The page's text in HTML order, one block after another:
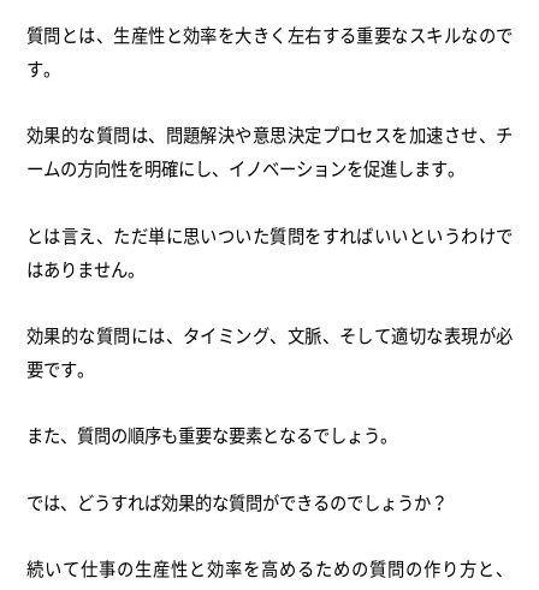
質問とは、生産性と効率を大きく左右する重要なスキルなので
す。
効果的な質問は、問題解決や意思決定プロセスを加速させ、チ
ームの方向性を明確にし、イノベーションを促進します。
とは言え、ただ単に思いついた質問をすればいいというわけで
はありません。
効果的な質問には、タイミング、文脈、そして適切な表現が必
要です。
また、質問の順序も重要な要素となるでしょう。
では、どうすれば効果的な質問ができるのでしょうか？
続いて仕事の生産性と効率を高めるための質問の作り方と、